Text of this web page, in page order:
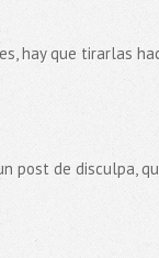
hay que tirarlas
post de disculpa,